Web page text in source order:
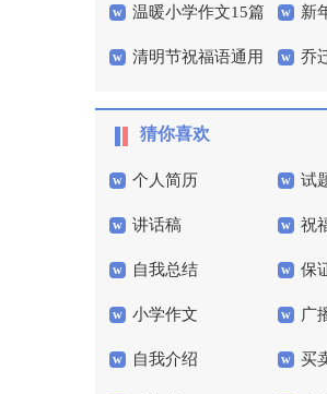
温暖小学作文15篇 新
清明节祝福语通用 乔
猜你喜欢
个人简历 试
讲话稿 祝
自我总结 保
小学作文 广
自我介绍 买